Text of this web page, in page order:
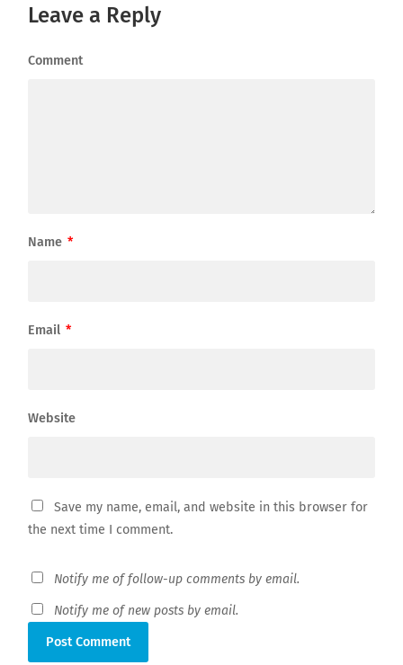
Leave a Reply
Comment
Name *
Email *
Website
Save my name, email, and website in this browser for
the next time I comment.
Notify me of follow-up comments by email.
Notify me of new posts by email.